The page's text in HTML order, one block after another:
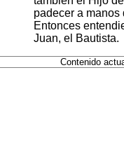
padecer a manos
Entonces
Juan, el Bautista.
Contenido